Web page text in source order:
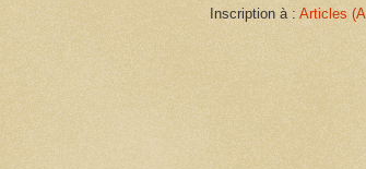
Inscription à : Articles